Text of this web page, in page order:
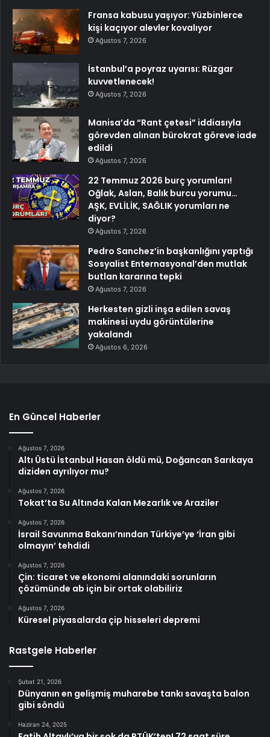
Fransa kabusu yaşıyor: Yüzbinlerce
kişi kaçıyor alevler kovalıyor
Ağustos 7, 2026
İstanbul’a poyraz uyarısı: Rüzgar
kuvvetlenecek!
Ağustos 7, 2026
Manisa’da “Rant çetesi” iddiasıyla
görevden alınan bürokrat göreve iade
edildi
Ağustos 7, 2026
22 Temmuz 2026 burç yorumları!
Oğlak, Aslan, Balık burcu yorumu…
AŞK, EVLİLİK, SAĞLIK yorumları ne
diyor?
Ağustos 7, 2026
Pedro Sanchez’in başkanlığını yaptığı
Sosyalist Enternasyonal’den mutlak
butlan kararına tepki
Ağustos 7, 2026
Herkesten gizli inşa edilen savaş
makinesi uydu görüntülerine
yakalandı
Ağustos 6, 2026
En Güncel Haberler
Ağustos 7, 2026
Altı Üstü İstanbul Hasan öldü mü, Doğancan Sarıkaya
diziden ayrılıyor mu?
Ağustos 7, 2026
Tokat’ta Su Altında Kalan Mezarlık ve Araziler
Ağustos 7, 2026
İsrail Savunma Bakanı’nından Türkiye’ye ‘İran gibi
olmayın’ tehdidi
Ağustos 7, 2026
Çin: ticaret ve ekonomi alanındaki sorunların
çözümünde ab için bir ortak olabiliriz
Ağustos 7, 2026
Küresel piyasalarda çip hisseleri depremi
Rastgele Haberler
Şubat 21, 2026
Dünyanın en gelişmiş muharebe tankı savaşta balon
gibi söndü
Haziran 24, 2025